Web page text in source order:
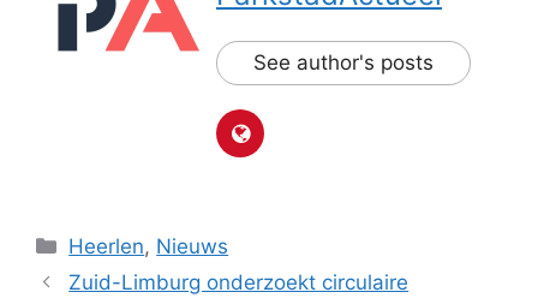
See author's posts
Categorieën
Heerlen, Nieuws
Zuid-Limburg onderzoekt circulaire